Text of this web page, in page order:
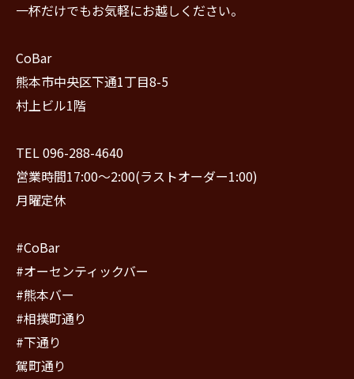
一杯だけでもお気軽にお越しください。
CoBar
熊本市中央区下通1丁目8-5
村上ビル1階
TEL 096-288-4640
営業時間17:00〜2:00(ラストオーダー1:00)
月曜定休
#CoBar
#オーセンティックバー
#熊本バー
#相撲町通り
#下通り
駕町通り